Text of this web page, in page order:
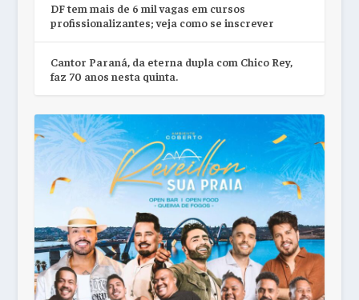
DF tem mais de 6 mil vagas em cursos
profissionalizantes; veja como se inscrever
Cantor Paraná, da eterna dupla com Chico Rey,
faz 70 anos nesta quinta.